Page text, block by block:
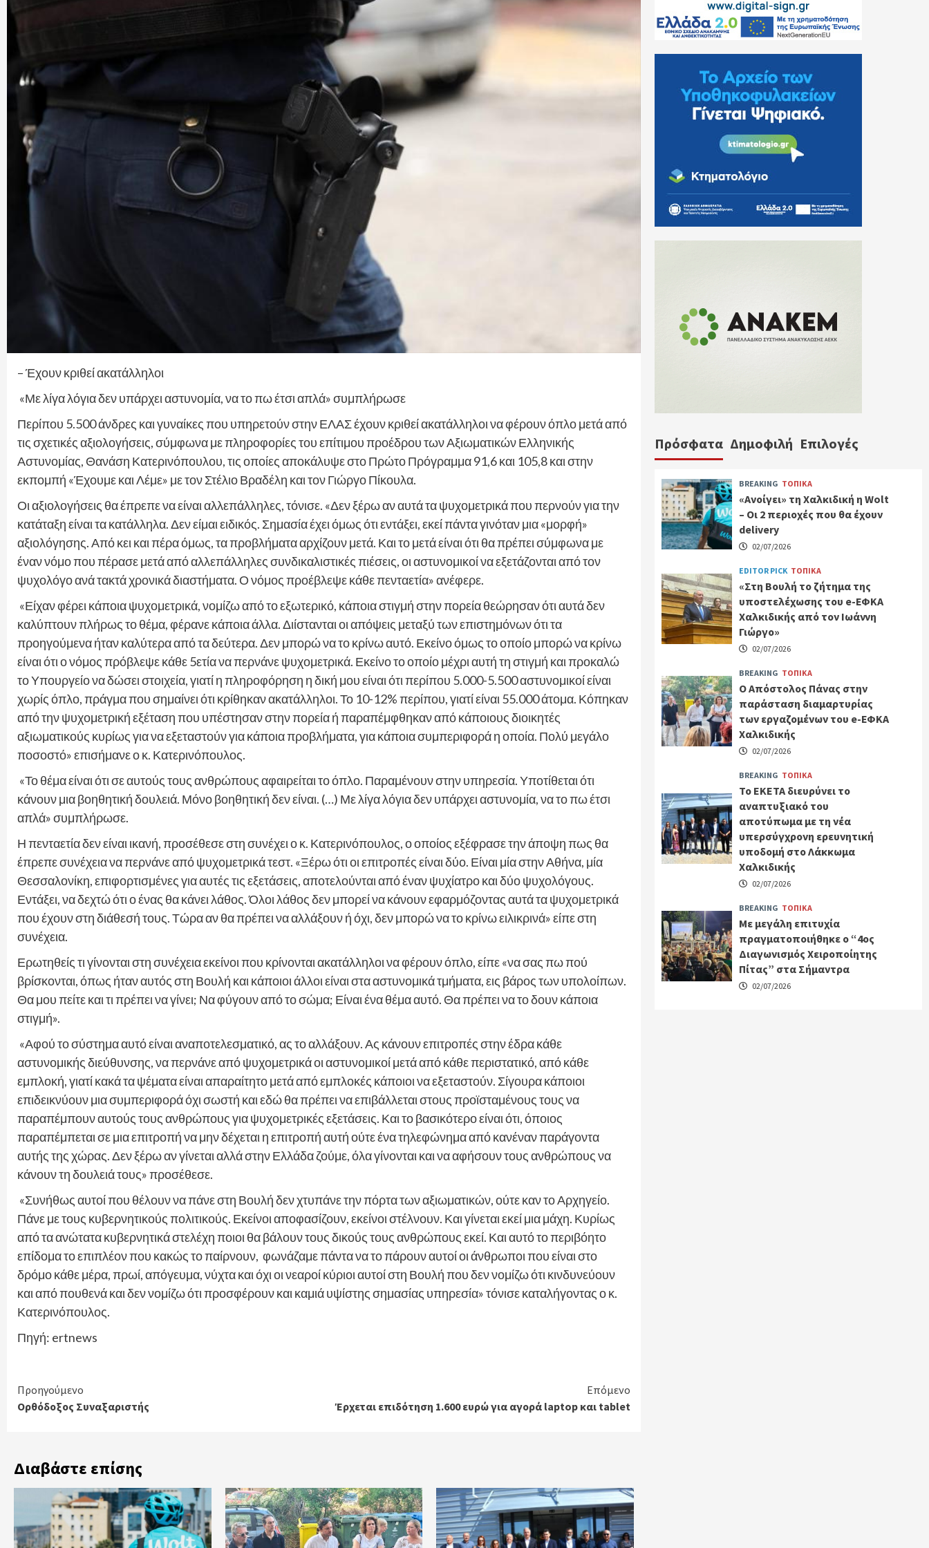
– Έχουν κριθεί ακατάλληλοι
«Με λίγα λόγια δεν υπάρχει αστυνομία, να το πω έτσι απλά» συμπλήρωσε
Περίπου 5.500 άνδρες και γυναίκες που υπηρετούν στην ΕΛΑΣ έχουν κριθεί ακατάλληλοι να φέρουν όπλο μετά από
τις σχετικές αξιολογήσεις, σύμφωνα με πληροφορίες του επίτιμου προέδρου των Αξιωματικών Ελληνικής
Αστυνομίας, Θανάση Κατερινόπουλου, τις οποίες αποκάλυψε στο Πρώτο Πρόγραμμα 91,6 και 105,8 και στην
εκπομπή «Έχουμε και Λέμε» με τον Στέλιο Βραδέλη και τον Γιώργο Πίκουλα.
Οι αξιολογήσεις θα έπρεπε να είναι αλλεπάλληλες, τόνισε. «Δεν ξέρω αν αυτά τα ψυχομετρικά που περνούν για την
κατάταξη είναι τα κατάλληλα. Δεν είμαι ειδικός. Σημασία έχει όμως ότι εντάξει, εκεί πάντα γινόταν μια «μορφή»
αξιολόγησης. Από κει και πέρα όμως, τα προβλήματα αρχίζουν μετά. Και το μετά είναι ότι θα πρέπει σύμφωνα με
έναν νόμο που πέρασε μετά από αλλεπάλληλες συνδικαλιστικές πιέσεις, οι αστυνομικοί να εξετάζονται από τον
ψυχολόγο ανά τακτά χρονικά διαστήματα. Ο νόμος προέβλεψε κάθε πενταετία» ανέφερε.
«Είχαν φέρει κάποια ψυχομετρικά, νομίζω από το εξωτερικό, κάποια στιγμή στην πορεία θεώρησαν ότι αυτά δεν
καλύπτουν πλήρως το θέμα, φέρανε κάποια άλλα. Διίστανται οι απόψεις μεταξύ των επιστημόνων ότι τα
προηγούμενα ήταν καλύτερα από τα δεύτερα. Δεν μπορώ να το κρίνω αυτό. Εκείνο όμως το οποίο μπορώ να κρίνω
είναι ότι ο νόμος πρόβλεψε κάθε 5ετία να περνάνε ψυχομετρικά. Εκείνο το οποίο μέχρι αυτή τη στιγμή και προκαλώ
το Υπουργείο να δώσει στοιχεία, γιατί η πληροφόρηση η δική μου είναι ότι περίπου 5.000-5.500 αστυνομικοί είναι
χωρίς όπλο, πράγμα που σημαίνει ότι κρίθηκαν ακατάλληλοι. Το 10-12% περίπου, γιατί είναι 55.000 άτομα. Κόπηκαν
από την ψυχομετρική εξέταση που υπέστησαν στην πορεία ή παραπέμφθηκαν από κάποιους διοικητές
αξιωματικούς κυρίως για να εξεταστούν για κάποια προβλήματα, για κάποια συμπεριφορά η οποία. Πολύ μεγάλο
ποσοστό» επισήμανε ο κ. Κατερινόπουλος.
«Το θέμα είναι ότι σε αυτούς τους ανθρώπους αφαιρείται το όπλο. Παραμένουν στην υπηρεσία. Υποτίθεται ότι
κάνουν μια βοηθητική δουλειά. Μόνο βοηθητική δεν είναι. (…) Με λίγα λόγια δεν υπάρχει αστυνομία, να το πω έτσι
απλά» συμπλήρωσε.
Η πενταετία δεν είναι ικανή, προσέθεσε στη συνέχει ο κ. Κατερινόπουλος, ο οποίος εξέφρασε την άποψη πως θα
έπρεπε συνέχεια να περνάνε από ψυχομετρικά τεστ. «Ξέρω ότι οι επιτροπές είναι δύο. Είναι μία στην Αθήνα, μία
Θεσσαλονίκη, επιφορτισμένες για αυτές τις εξετάσεις, αποτελούνται από έναν ψυχίατρο και δύο ψυχολόγους.
Εντάξει, να δεχτώ ότι ο ένας θα κάνει λάθος. Όλοι λάθος δεν μπορεί να κάνουν εφαρμόζοντας αυτά τα ψυχομετρικά
που έχουν στη διάθεσή τους. Τώρα αν θα πρέπει να αλλάξουν ή όχι, δεν μπορώ να το κρίνω ειλικρινά» είπε στη
συνέχεια.
Ερωτηθείς τι γίνονται στη συνέχεια εκείνοι που κρίνονται ακατάλληλοι να φέρουν όπλο, είπε «να σας πω πού
βρίσκονται, όπως ήταν αυτός στη Βουλή και κάποιοι άλλοι είναι στα αστυνομικά τμήματα, εις βάρος των υπολοίπων.
Θα μου πείτε και τι πρέπει να γίνει; Να φύγουν από το σώμα; Είναι ένα θέμα αυτό. Θα πρέπει να το δουν κάποια
στιγμή».
«Αφού το σύστημα αυτό είναι αναποτελεσματικό, ας το αλλάξουν. Ας κάνουν επιτροπές στην έδρα κάθε
αστυνομικής διεύθυνσης, να περνάνε από ψυχομετρικά οι αστυνομικοί μετά από κάθε περιστατικό, από κάθε
εμπλοκή, γιατί κακά τα ψέματα είναι απαραίτητο μετά από εμπλοκές κάποιοι να εξεταστούν. Σίγουρα κάποιοι
επιδεικνύουν μια συμπεριφορά όχι σωστή και εδώ θα πρέπει να επιβάλλεται στους προϊσταμένους τους να
παραπέμπουν αυτούς τους ανθρώπους για ψυχομετρικές εξετάσεις. Και το βασικότερο είναι ότι, όποιος
παραπέμπεται σε μια επιτροπή να μην δέχεται η επιτροπή αυτή ούτε ένα τηλεφώνημα από κανέναν παράγοντα
αυτής της χώρας. Δεν ξέρω αν γίνεται αλλά στην Ελλάδα ζούμε, όλα γίνονται και να αφήσουν τους ανθρώπους να
κάνουν τη δουλειά τους» προσέθεσε.
«Συνήθως αυτοί που θέλουν να πάνε στη Βουλή δεν χτυπάνε την πόρτα των αξιωματικών, ούτε καν το Αρχηγείο.
Πάνε με τους κυβερνητικούς πολιτικούς. Εκείνοι αποφασίζουν, εκείνοι στέλνουν. Και γίνεται εκεί μια μάχη. Κυρίως
από τα ανώτατα κυβερνητικά στελέχη ποιοι θα βάλουν τους δικούς τους ανθρώπους εκεί. Και αυτό το περιβόητο
επίδομα το επιπλέον που κακώς το παίρνουν, φωνάζαμε πάντα να το πάρουν αυτοί οι άνθρωποι που είναι στο
δρόμο κάθε μέρα, πρωί, απόγευμα, νύχτα και όχι οι νεαροί κύριοι αυτοί στη Βουλή που δεν νομίζω ότι κινδυνεύουν
και από πουθενά και δεν νομίζω ότι προσφέρουν και καμιά υψίστης σημασίας υπηρεσία» τόνισε καταλήγοντας ο κ.
Κατερινόπουλος.
Πηγή: ertnews
Continue
Reading
Προηγούμενο
Ορθόδοξος Συναξαριστής
Επόμενο
Έρχεται επιδότηση 1.600 ευρώ για αγορά laptop και tablet
Διαβάστε επίσης
Πρόσφατα Δημοφιλή Επιλογές
BREAKING ΤΟΠΙΚΑ
«Ανοίγει» τη Χαλκιδική η Wolt
– Οι 2 περιοχές που θα έχουν
delivery
02/07/2026
EDITOR PICK ΤΟΠΙΚΑ
«Στη Βουλή το ζήτημα της
υποστελέχωσης του e-ΕΦΚΑ
Χαλκιδικής από τον Ιωάννη
Γιώργο»
02/07/2026
BREAKING ΤΟΠΙΚΑ
Ο Απόστολος Πάνας στην
παράσταση διαμαρτυρίας
των εργαζομένων του e-ΕΦΚΑ
Χαλκιδικής
02/07/2026
BREAKING ΤΟΠΙΚΑ
Το ΕΚΕΤΑ διευρύνει το
αναπτυξιακό του
αποτύπωμα με τη νέα
υπερσύγχρονη ερευνητική
υποδομή στο Λάκκωμα
Χαλκιδικής
02/07/2026
BREAKING ΤΟΠΙΚΑ
Με μεγάλη επιτυχία
πραγματοποιήθηκε ο “4ος
Διαγωνισμός Χειροποίητης
Πίτας” στα Σήμαντρα
02/07/2026